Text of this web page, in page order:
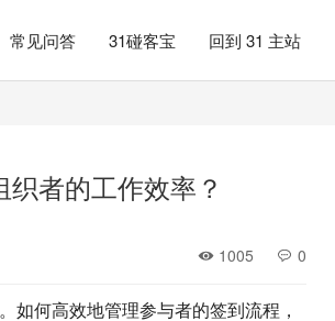
常见问答 31碰客宝 回到 31 主站
者的工作效率？
1005 0
如何高效地管理参与者的签到流程，